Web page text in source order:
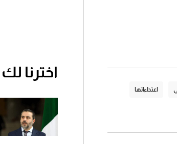
اعتداءاتها
اخترنا لك